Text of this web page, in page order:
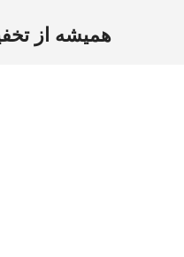
همیشه از